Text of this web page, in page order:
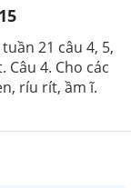
21 câu 4, 5,
Câu 4. Cho các
ríu rít, ầm ĩ.